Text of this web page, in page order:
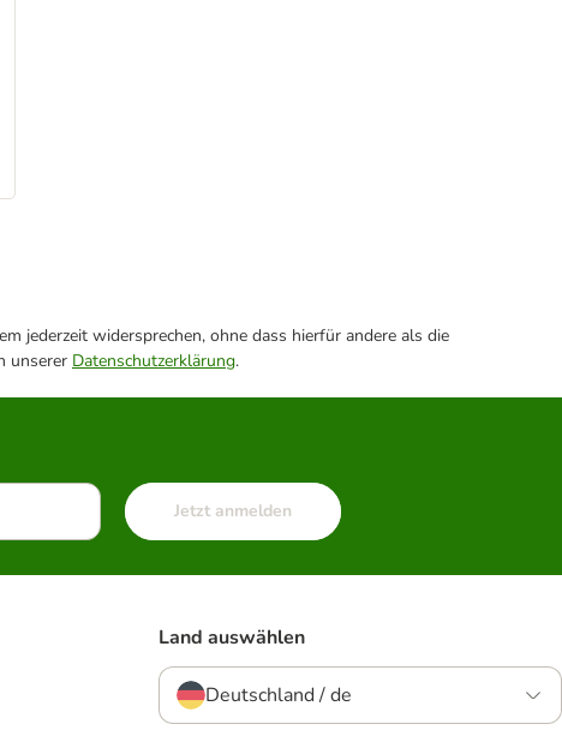
jederzeit widersprechen, ohne dass hierfür andere als die
unserer Datenschutzerklärung.
Jetzt anmelden
Land auswählen
Deutschland / de